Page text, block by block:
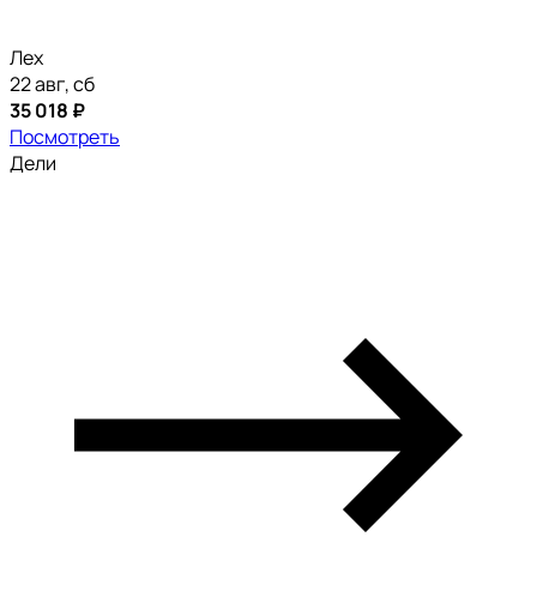
Лех
22 авг, сб
35 018 ₽
Посмотреть
Дели